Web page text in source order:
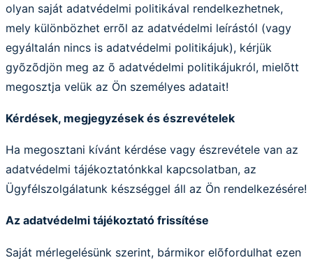
olyan saját adatvédelmi politikával rendelkezhetnek,
mely különbözhet errõl az adatvédelmi leírástól (vagy
egyáltalán nincs is adatvédelmi politikájuk), kérjük
gyõzõdjön meg az õ adatvédelmi politikájukról, mielõtt
megosztja velük az Ön személyes adatait!
Kérdések, megjegyzések és észrevételek
Ha megosztani kívánt kérdése vagy észrevétele van az
adatvédelmi tájékoztatónkkal kapcsolatban, az
Ügyfélszolgálatunk készséggel áll az Ön rendelkezésére!
Az adatvédelmi tájékoztató frissítése
Saját mérlegelésünk szerint, bármikor elõfordulhat ezen